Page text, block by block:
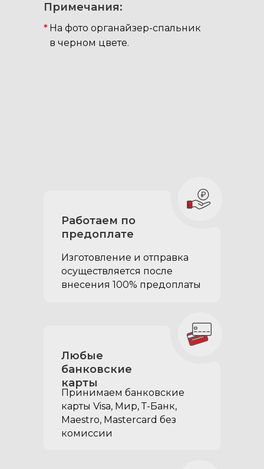
Примечания:
На фото органайзер-спальник
в черном цвете.
*
Экспедишн
органайзера-
спальника в багажник
УАЗ Патриот входит:
Клавишные замки для
Работаем по
предоплате
Любые
банковские
карты
Изготовление и отправка
осуществляется после
внесения 100% предоплаты
Принимаем банковские
карты Visa, Мир, Т-Банк,
Maestro, Mastercard без
комиссии